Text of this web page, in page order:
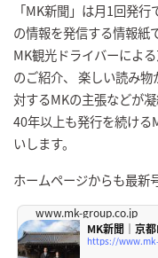
「MK新聞」は月1回発
の情報を発信する情報紙
MK観光ドライバーによ
のご紹介、 楽しい読み
対するMKの主張などが凝
40年以上も発行を続ける
いします。
ホームページからも最新
www.mk-group.co.jp
MK新聞｜京
https://